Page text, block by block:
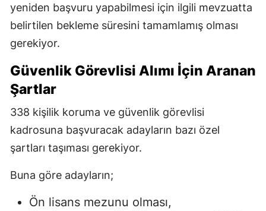
yeniden başvuru yapabilmesi için ilgili mevzuatta
belirtilen bekleme süresini tamamlamış olması
gerekiyor.
Güvenlik Görevlisi Alımı İçin Aranan
Şartlar
338 kişilik koruma ve güvenlik görevlisi
kadrosuna başvuracak adayların bazı özel
şartları taşıması gerekiyor.
Buna göre adayların;
Ön lisans mezunu olması,